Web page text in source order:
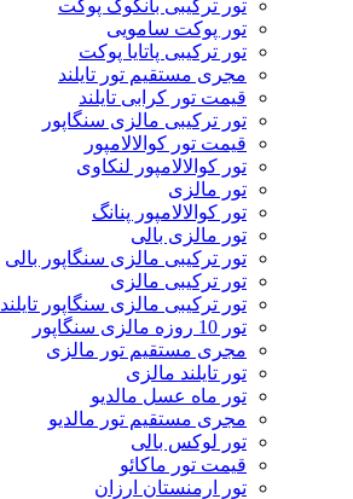
تور ترکیبی بانکوک پوکت
تور پوکت سامویی
تور ترکیبی پاتایا پوکت
مجری مستقیم تور تایلند
قیمت تور کرابی تایلند
تور ترکیبی مالزی سنگاپور
قیمت تور کوالالامپور
تور کوالالامپور لنکاوی
تور مالزی
تور کوالالامپور پنانگ
تور مالزی بالی
تور ترکیبی مالزی سنگاپور بالی
تور ترکیبی مالزی
تور ترکیبی مالزی سنگاپور تایلند
تور 10 روزه مالزی سنگاپور
مجری مستقیم تور مالزی
تور تایلند مالزی
تور ماه عسل مالدیو
مجری مستقیم تور مالدیو
تور لوکس بالی
قیمت تور ماکائو
تور ارمنستان ارزان